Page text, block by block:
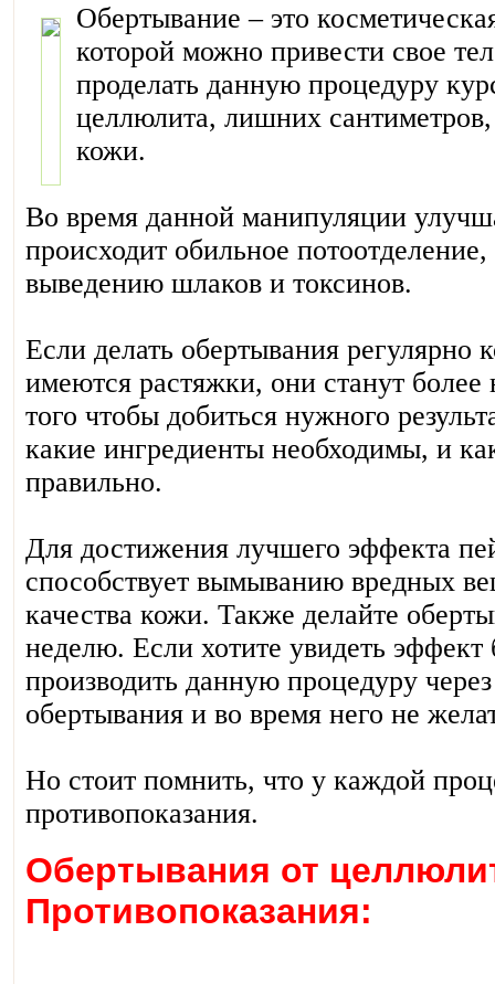
Обертывание – это
которой можно привести свое
проделать данную процедуру
целлюлита, лишних
кожи.
Во время данной манипуляции
происходит обильное потоотделение,
выведению шлаков и токсинов.
Если делать обертывания регулярно
имеются растяжки, они станут
того чтобы добиться нужного
какие ингредиенты необходимы, и
правильно.
Для достижения лучшего эффекта
способствует вымыванию вредных
качества кожи. Также делайте
неделю. Если хотите увидеть
производить данную процедуру
обертывания и во время него не
Но стоит помнить, что у каждой
противопоказания.
Обертывания от
Противопоказания: